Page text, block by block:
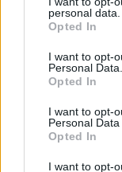
grant or deny
use your data for
consent section.
personal data.
Opted In
I want to opt-
Personal Data.
Opted In
I want to opt-
Personal Data
Opted In
I want to opt-
Βάλε